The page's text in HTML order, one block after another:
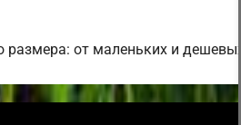
от маленьких и